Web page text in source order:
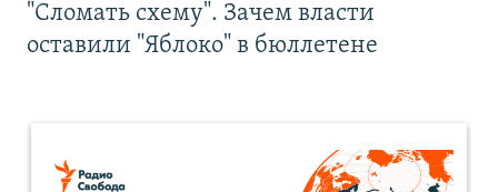
"Сломать схему". Зачем власти
оставили "Яблоко" в бюллетене